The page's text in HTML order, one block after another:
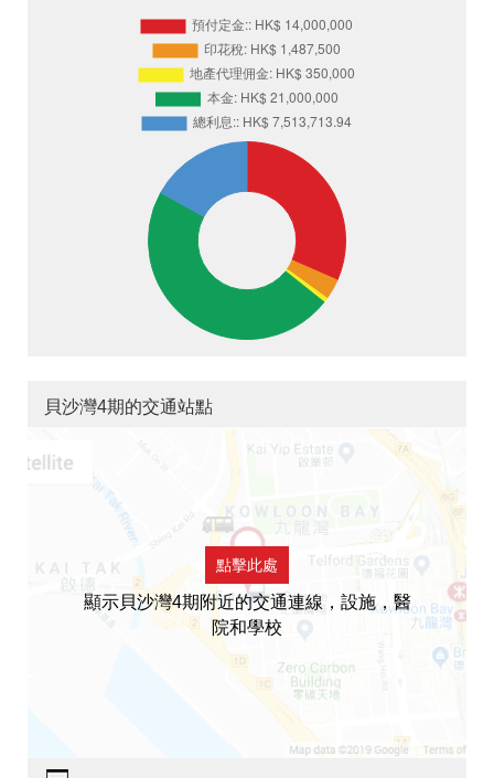
貝沙灣4期的交通站點
點擊此處
顯示貝沙灣4期附近的交通連線，設施，醫
院和學校